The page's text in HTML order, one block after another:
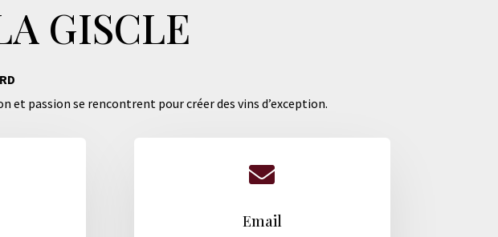
GISCLE
passion se rencontrent pour créer des vins d’exception.

Email